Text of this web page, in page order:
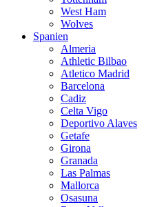
West Ham
Wolves
Spanien
Almeria
Athletic Bilbao
Atletico Madrid
Barcelona
Cadiz
Celta Vigo
Deportivo Alaves
Getafe
Girona
Granada
Las Palmas
Mallorca
Osasuna